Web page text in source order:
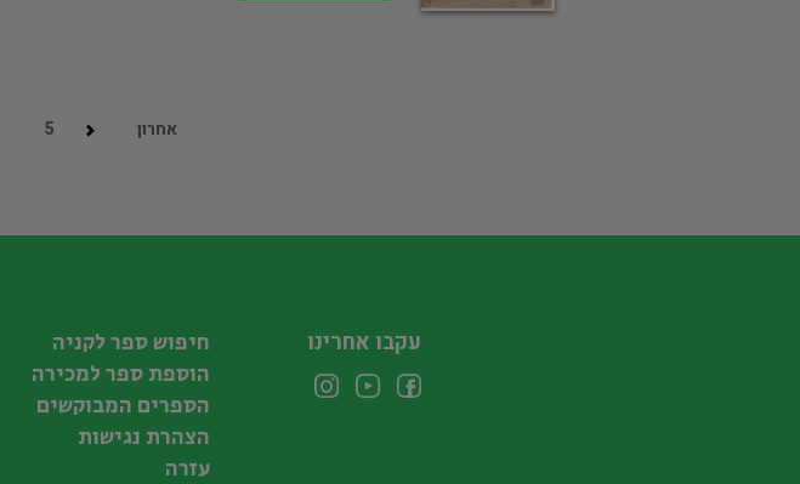
5 אחרון
עקבו אחרינו
חיפוש ספר לקניה
הוספת ספר למכירה
הספרים המבוקשים
הצהרת נגישות
עזרה